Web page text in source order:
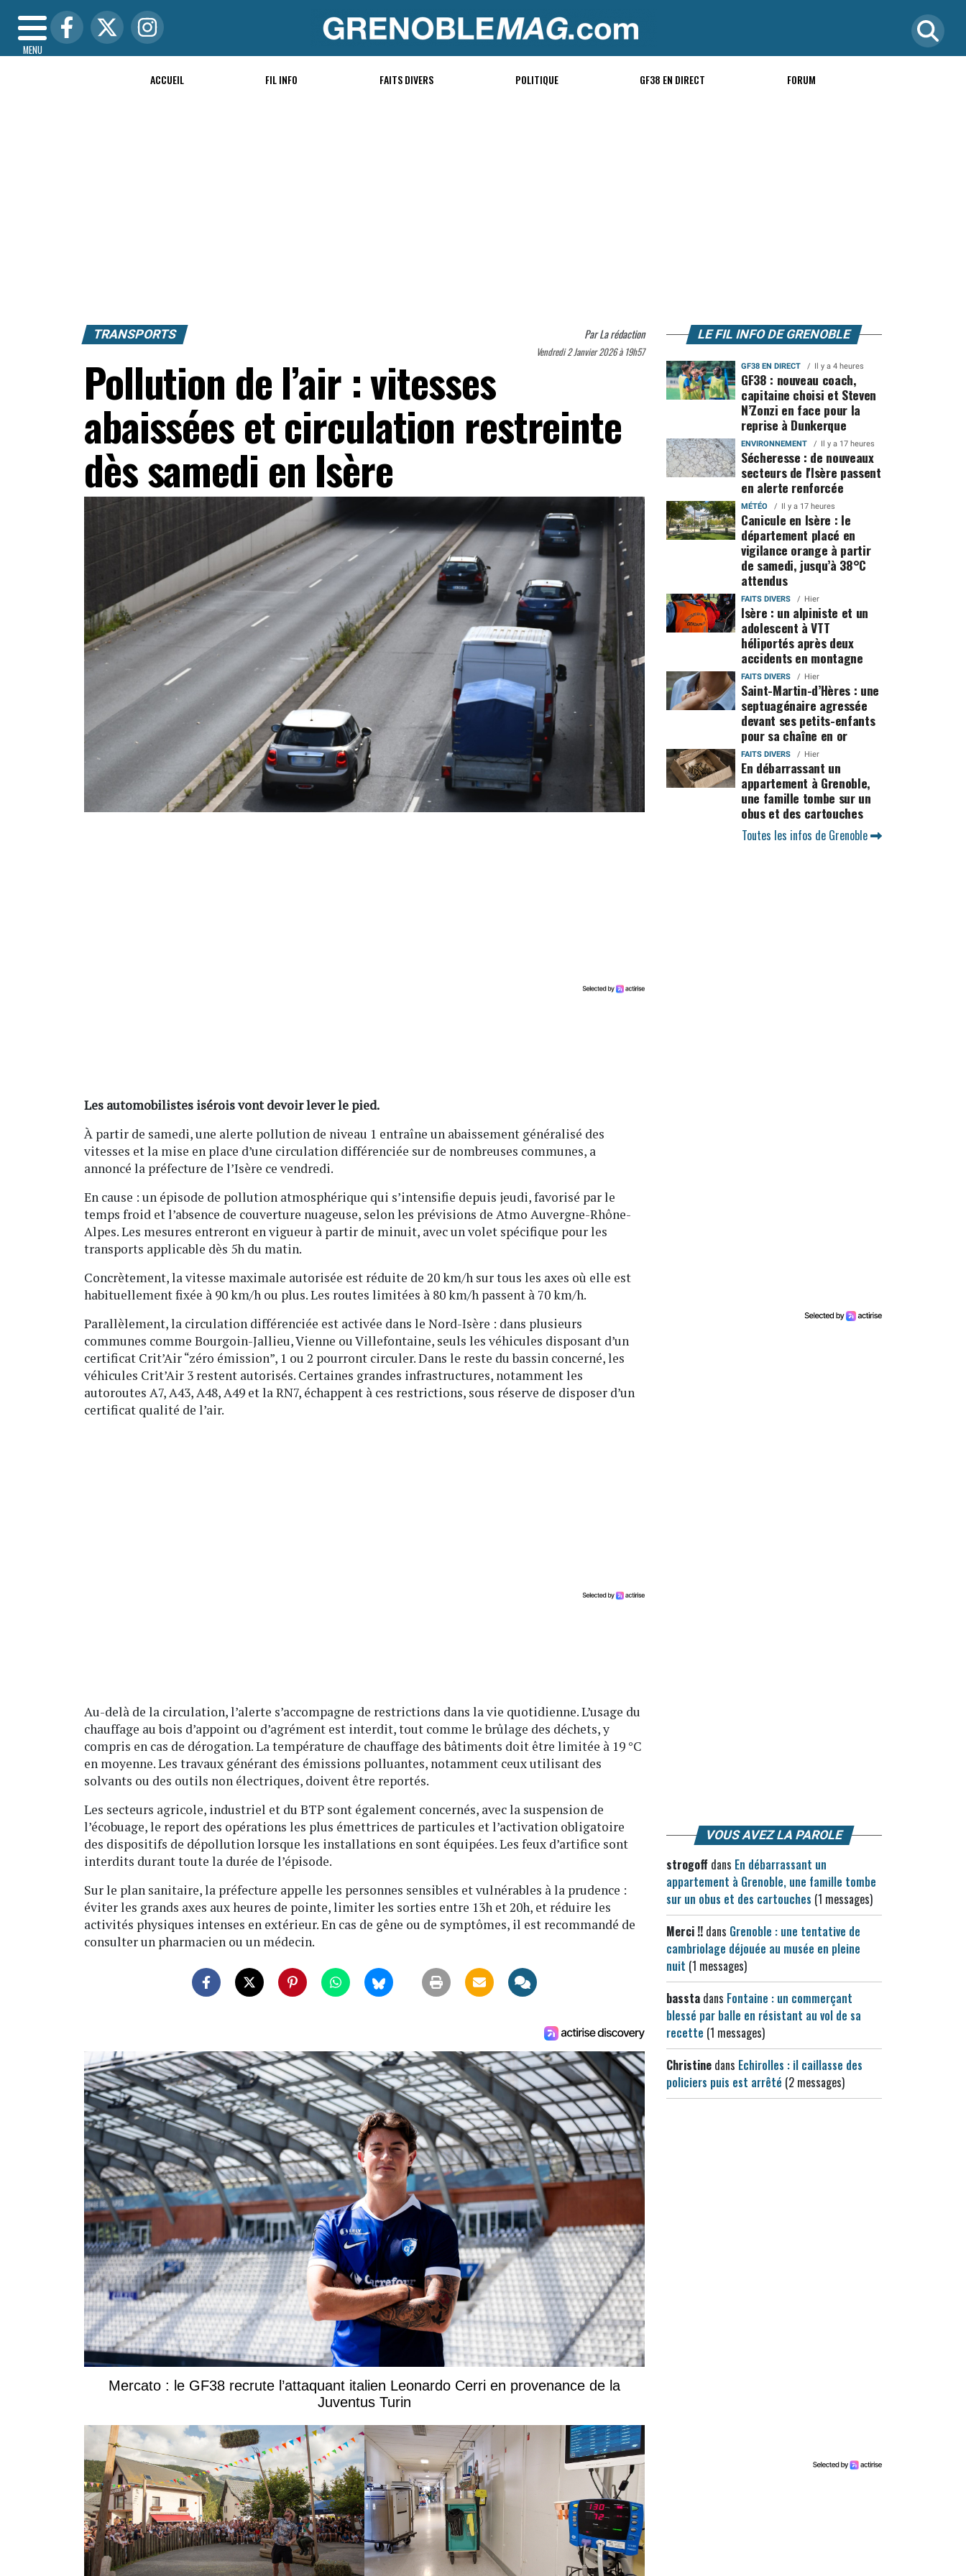
MENU
ACCUEIL FIL INFO FAITS DIVERS POLITIQUE GF38 EN DIRECT FORUM
TRANSPORTS ParLa rédaction
Vendredi 2 Janvier 2026 à 19h57
Pollution de l’air : vitesses
abaissées et circulation restreinte
dès samedi en Isère
Les automobilistes isérois vont devoir lever le pied.
À partir de samedi, une alerte pollution de niveau 1 entraîne un abaissement généralisé des
vitesses et la mise en place d’une circulation différenciée sur de nombreuses communes, a
annoncé la préfecture de l’Isère ce vendredi.
En cause : un épisode de pollution atmosphérique qui s’intensifie depuis jeudi, favorisé par le
temps froid et l’absence de couverture nuageuse, selon les prévisions de Atmo Auvergne-Rhône-
Alpes. Les mesures entreront en vigueur à partir de minuit, avec un volet spécifique pour les
transports applicable dès 5h du matin.
Concrètement, la vitesse maximale autorisée est réduite de 20 km/h sur tous les axes où elle est
habituellement fixée à 90 km/h ou plus. Les routes limitées à 80 km/h passent à 70 km/h.
Parallèlement, la circulation différenciée est activée dans le Nord-Isère : dans plusieurs
communes comme Bourgoin-Jallieu, Vienne ou Villefontaine, seuls les véhicules disposant d’un
certificat Crit’Air “zéro émission”, 1 ou 2 pourront circuler. Dans le reste du bassin concerné, les
véhicules Crit’Air 3 restent autorisés. Certaines grandes infrastructures, notamment les
autoroutes A7, A43, A48, A49 et la RN7, échappent à ces restrictions, sous réserve de disposer d’un
certificat qualité de l’air.
Au-delà de la circulation, l’alerte s’accompagne de restrictions dans la vie quotidienne. L’usage du
chauffage au bois d’appoint ou d’agrément est interdit, tout comme le brûlage des déchets, y
compris en cas de dérogation. La température de chauffage des bâtiments doit être limitée à 19 °C
en moyenne. Les travaux générant des émissions polluantes, notamment ceux utilisant des
solvants ou des outils non électriques, doivent être reportés.
Les secteurs agricole, industriel et du BTP sont également concernés, avec la suspension de
l’écobuage, le report des opérations les plus émettrices de particules et l’activation obligatoire
des dispositifs de dépollution lorsque les installations en sont équipées. Les feux d’artifice sont
interdits durant toute la durée de l’épisode.
Sur le plan sanitaire, la préfecture appelle les personnes sensibles et vulnérables à la prudence :
éviter les grands axes aux heures de pointe, limiter les sorties entre 13h et 20h, et réduire les
activités physiques intenses en extérieur. En cas de gêne ou de symptômes, il est recommandé de
consulter un pharmacien ou un médecin.
Mercato : le GF38 recrute l’attaquant italien Leonardo Cerri en provenance de la
Juventus Turin
LE FIL INFO DE GRENOBLE
GF38 EN DIRECT Il y a 4 heures
GF38 : nouveau coach,
capitaine choisi et Steven
N’Zonzi en face pour la
reprise à Dunkerque
ENVIRONNEMENT Il y a 17 heures
Sécheresse : de nouveaux
secteurs de l'Isère passent
en alerte renforcée
MÉTÉO Il y a 17 heures
Canicule en Isère : le
département placé en
vigilance orange à partir
de samedi, jusqu’à 38°C
attendus
FAITS DIVERS Hier
Isère : un alpiniste et un
adolescent à VTT
héliportés après deux
accidents en montagne
FAITS DIVERS Hier
Saint-Martin-d’Hères : une
septuagénaire agressée
devant ses petits-enfants
pour sa chaîne en or
FAITS DIVERS Hier
En débarrassant un
appartement à Grenoble,
une famille tombe sur un
obus et des cartouches
Toutes les infos de Grenoble
VOUS AVEZ LA PAROLE
strogoff dans En débarrassant un
appartement à Grenoble, une famille tombe
sur un obus et des cartouches (1 messages)
Merci !! dans Grenoble : une tentative de
cambriolage déjouée au musée en pleine
nuit (1 messages)
bassta dans Fontaine : un commerçant
blessé par balle en résistant au vol de sa
recette (1 messages)
Christine dans Echirolles : il caillasse des
policiers puis est arrêté (2 messages)